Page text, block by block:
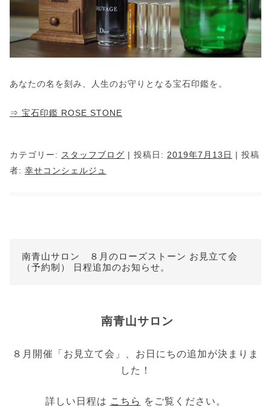
あなたの名を刻み、人生のお守りとなる宝石印鑑を。
⇒ 宝石印鑑 ROSE STONE
カテゴリー: スタッフブログ | 投稿日: 2019年7月13日 | 投稿
者: 幸せコンシェルジュ
南青山サロン ８月のローズストーン お見立て会
（予約制） 日程追加のお知らせ。
南青山サロン
８月開催「お見立て会」、お日にちの追加が決まりま
した！
詳しい日程は こちら をご覧ください。